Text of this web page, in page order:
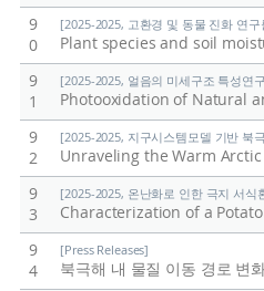
9
0
[2025-2025, 고환경 및 동물 진화 연
9
1
[2025-2025, 얼음의 미세구조 특성연
9
2
[2025-2025, 지구시스템모델 기반 북
9
3
[2025-2025, 온난화로 인한 극지 서
9
4
[Press Releases]
북극해 내 물질 이동 경로 변